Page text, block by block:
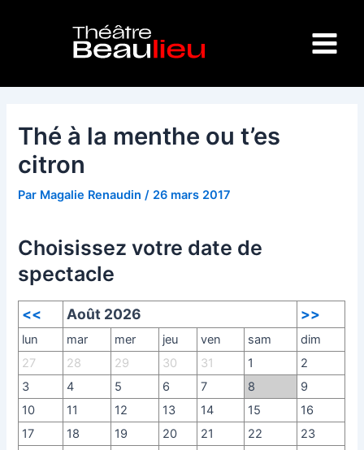
Menu
Thé à la menthe ou t’es
citron
Par Magalie Renaudin/ 26 mars 2017
Choisissez votre date de
spectacle
<< Août 2026 >>
lun mar mer jeu ven sam
dim
27
28 29 30 31 1
2
3
4 5 6 7 8
9
10
11 12 13 14 15
16
17
18 19 20 21 22
23